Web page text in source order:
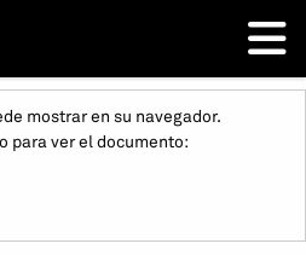
mostrar en su navegador.
para ver el documento: